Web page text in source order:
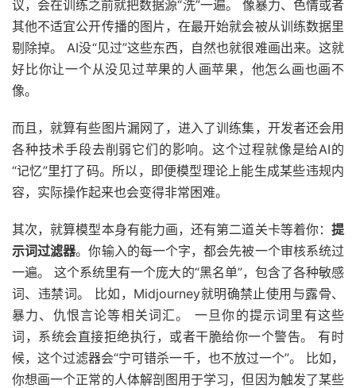
议，会在训练之前就把数据源“洗”一遍。 像暴力、色情或者
其他不适宜公开传播的图片，在最开始就会被从训练数据里
剔除掉。 AI没“见过”这些东西，自然也就很难画出来。这就
好比你让一个从没见过苹果的人画苹果，他怎么画也画不
像。
而且，就算有些图片漏网了，进入了训练集，开发者还会用
各种技术手段去削弱它们的影响。这个过程就像是给AI的
“记忆”里打了码。所以，即便模型理论上能生成某些违规内
容，实际操作起来也会变得非常困难。
其次，就算模型本身有能力画，还有第二道关卡等着你： 提
示词过滤器。你输入的每一个字，都会先被一个审核系统过
一遍。 这个系统里有一个庞大的“黑名单”，包含了各种敏感
词、违禁词。 比如，Midjourney就明确禁止使用与露骨、
暴力、仇恨言论等相关词汇。 一旦你的提示词里有这些
词，系统会直接拒绝执行，或者干脆给你一个警告。 有时
候，这个过滤器会“宁可错杀一千，也不放过一个”。 比如，
你想画一个正常的人体解剖图用于学习，但因为触发了某些